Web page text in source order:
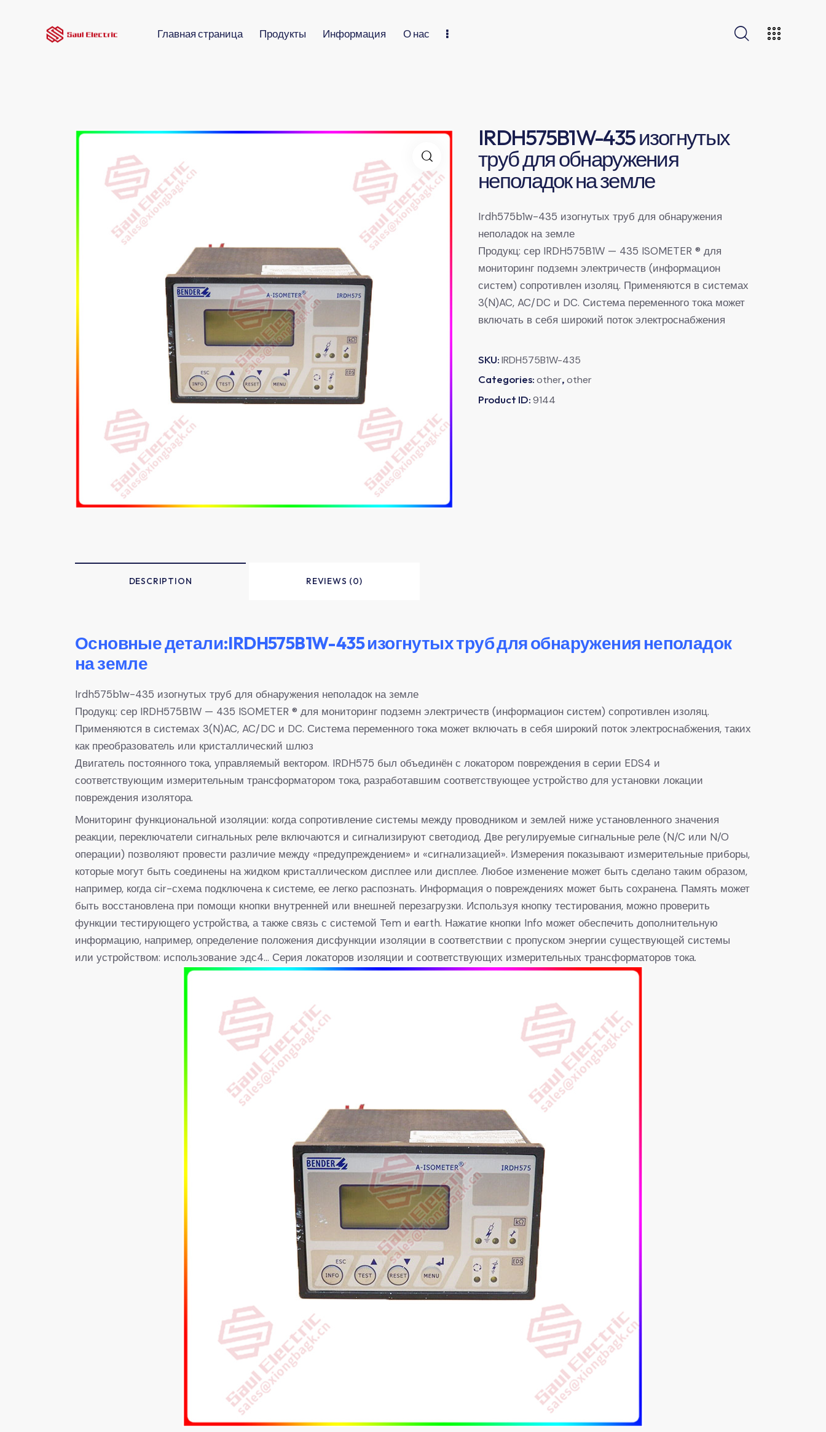
Главная страница Продукты Информация О нас
IRDH575B1W-435 изогнутых
труб для обнаружения
неполадок на земле
Irdh575b1w-435 изогнутых труб для обнаружения
неполадок на земле
Продукц: сер IRDH575B1W — 435 ISOMETER ® для
мониторинг подземн электричеств (информацион
систем) сопротивлен изоляц. Применяются в системах
3(N)AC, AC/DC и DC. Система переменного тока может
включать в себя широкий поток электроснабжения
SKU:IRDH575B1W-435
Categories:other,other
Product ID:9144
DESCRIPTION REVIEWS (0)
Основные детали:IRDH575B1W-435 изогнутых труб для обнаружения неполадок
на земле
Irdh575b1w-435 изогнутых труб для обнаружения неполадок на земле
Продукц: сер IRDH575B1W — 435 ISOMETER ® для мониторинг подземн электричеств (информацион систем) сопротивлен изоляц.
Применяются в системах 3(N)AC, AC/DC и DC. Система переменного тока может включать в себя широкий поток электроснабжения, таких
как преобразователь или кристаллический шлюз
Двигатель постоянного тока, управляемый вектором. IRDH575 был объединён с локатором повреждения в серии EDS4 и
соответствующим измерительным трансформатором тока, разработавшим соответствующее устройство для установки локации
повреждения изолятора.
Мониторинг функциональной изоляции: когда сопротивление системы между проводником и землей ниже установленного значения
реакции, переключатели сигнальных реле включаются и сигнализируют светодиод. Две регулируемые сигнальные реле (N/C или N/O
операции) позволяют провести различие между «предупреждением» и «сигнализацией». Измерения показывают измерительные приборы,
которые могут быть соединены на жидком кристаллическом дисплее или дисплее. Любое изменение может быть сделано таким образом,
например, когда cir-схема подключена к системе, ее легко распознать. Информация о повреждениях может быть сохранена. Память может
быть восстановлена при помощи кнопки внутренней или внешней перезагрузки. Используя кнопку тестирования, можно проверить
функции тестирующего устройства, а также связь с системой Tem и earth. Нажатие кнопки Info может обеспечить дополнительную
информацию, например, определение положения дисфункции изоляции в соответствии с пропуском энергии существующей системы
или устройством: использование эдс4… Серия локаторов изоляции и соответствующих измерительных трансформаторов тока.